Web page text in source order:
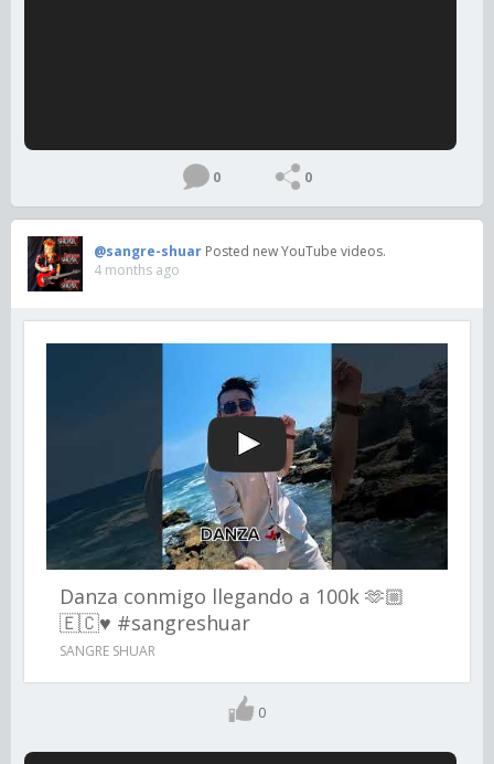
0 0
@sangre-shuar Posted new YouTube videos.
4 months ago
Danza conmigo llegando a 100k 🫶🏼
🇪🇨♥️ #sangreshuar
SANGRE SHUAR
0